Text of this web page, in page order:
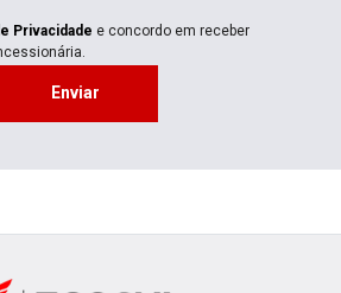
Privacidade e concordo em receber
Enviar